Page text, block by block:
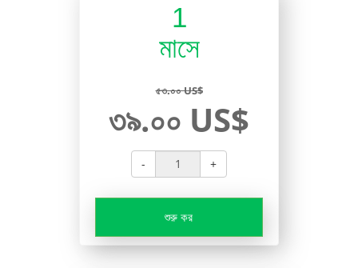
1
মাসে
৫৩.০০ US$
৩৯.০০ US$
- +
শুরু কর